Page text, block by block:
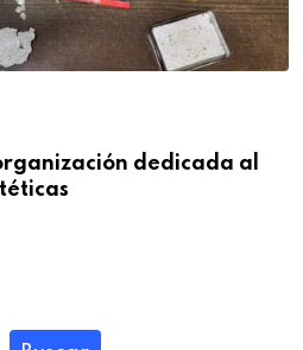
dedicada al